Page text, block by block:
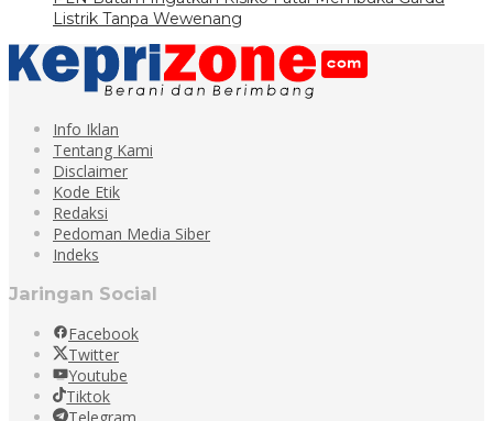
Listrik Tanpa Wewenang
Info Iklan
Tentang Kami
Disclaimer
Kode Etik
Redaksi
Pedoman Media Siber
Indeks
Jaringan Social
Facebook
Twitter
Youtube
Tiktok
Telegram